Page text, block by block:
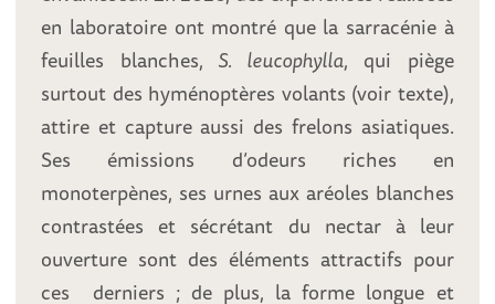
en laboratoire ont montré que la sarracénie à
feuilles blanches, S. leucophylla, qui piège
surtout des hyménoptères volants (voir texte),
attire et capture aussi des frelons asiatiques.
Ses émissions d’odeurs riches en
monoterpènes, ses urnes aux aréoles blanches
contrastées et sécrétant du nectar à leur
ouverture sont des éléments attractifs pour
ces derniers ; de plus, la forme longue et